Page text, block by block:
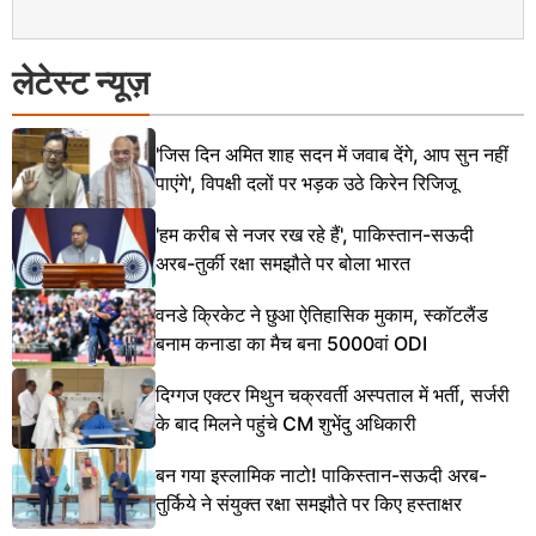
लेटेस्ट न्यूज़
'जिस दिन अमित शाह सदन में जवाब देंगे, आप सुन नहीं
पाएंगे', विपक्षी दलों पर भड़क उठे किरेन रिजिजू
'हम करीब से नजर रख रहे हैं', पाकिस्तान-सऊदी
अरब-तुर्की रक्षा समझौते पर बोला भारत
वनडे क्रिकेट ने छुआ ऐतिहासिक मुकाम, स्कॉटलैंड
बनाम कनाडा का मैच बना 5000वां ODI
दिग्गज एक्टर मिथुन चक्रवर्ती अस्पताल में भर्ती, सर्जरी
के बाद मिलने पहुंचे CM शुभेंदु अधिकारी
बन गया इस्लामिक नाटो! पाकिस्तान-सऊदी अरब-
तुर्किये ने संयुक्त रक्षा समझौते पर किए हस्ताक्षर